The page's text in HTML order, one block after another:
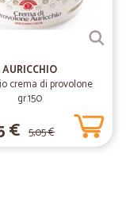
2020
AURICCHIO
crema di provolone
gr.150
€ 5,05 €